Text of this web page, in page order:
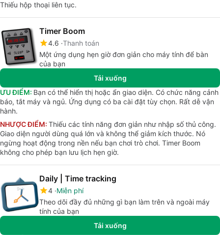
Thiếu hộp thoại liên tục.
Timer Boom
4.6 Thanh toán
Một ứng dụng hẹn giờ đơn giản cho máy tính để bàn
của bạn
Tải xuống
ƯU ĐIỂM: Bạn có thể hiển thị hoặc ẩn giao diện. Có chức năng cảnh
báo, tắt máy và ngủ. Ứng dụng có ba cài đặt tùy chọn. Rất dễ vận
hành.
NHƯỢC ĐIỂM: Thiếu các tính năng đơn giản như nhập số thủ công.
Giao diện người dùng quá lớn và không thể giảm kích thước. Nó
ngừng hoạt động trong nền nếu bạn chơi trò chơi. Timer Boom
không cho phép bạn lưu lịch hẹn giờ.
Daily | Time tracking
4 Miễn phí
Theo dõi đầy đủ những gì bạn làm trên và ngoài máy
tính của bạn
Tải xuống